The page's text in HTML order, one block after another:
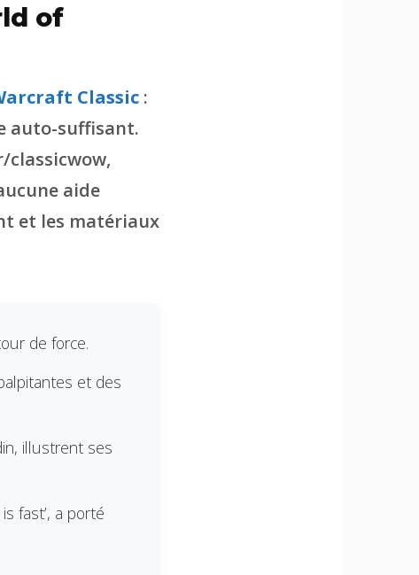
of
Classic :
auto-suffisant.
classicwow,
aide
et les matériaux
de force.
et des
illustrent ses
fast’, a porté